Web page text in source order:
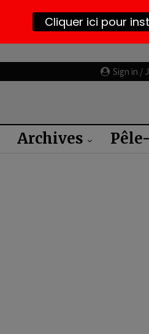
Sign in /
Archives
Cliquer ici pour